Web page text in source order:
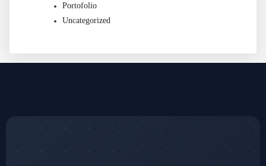
Portofolio
Uncategorized